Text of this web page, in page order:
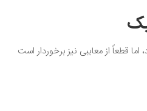
اما قطعاً از معایبی نیز برخوردار است